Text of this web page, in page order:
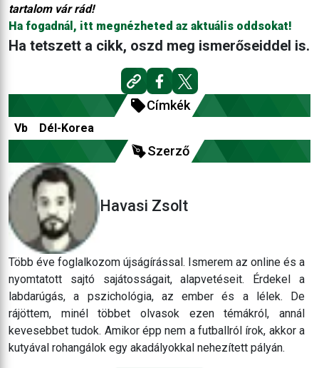
tartalom vár rád!
Ha fogadnál, itt megnézheted az aktuális oddsokat!
Ha tetszett a cikk, oszd meg ismerőseiddel is.
Címkék
Vb Dél-Korea
Szerző
Havasi Zsolt
Több éve foglalkozom újságírással. Ismerem az online és a
nyomtatott sajtó sajátosságait, alapvetéseit. Érdekel a
labdarúgás, a pszichológia, az ember és a lélek. De
rájöttem, minél többet olvasok ezen témákról, annál
kevesebbet tudok. Amikor épp nem a futballról írok, akkor a
kutyával rohangálok egy akadályokkal nehezített pályán.